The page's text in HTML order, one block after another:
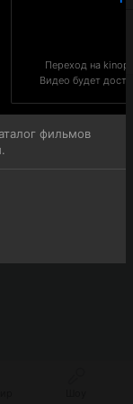
Переход на
Видео будет
фильмов